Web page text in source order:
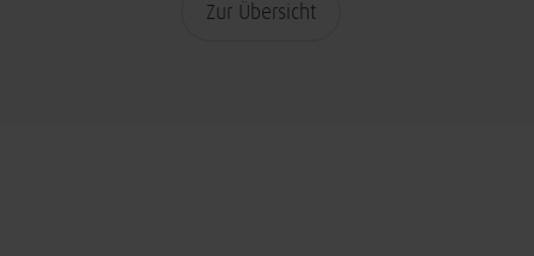
Zur Übersicht